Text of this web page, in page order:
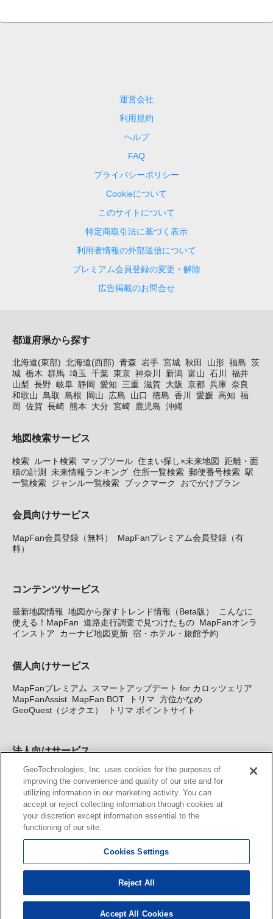
運営会社
利用規約
ヘルプ
FAQ
プライバシーポリシー
Cookieについて
このサイトについて
特定商取引法に基づく表示
利用者情報の外部送信について
プレミアム会員登録の変更・解除
広告掲載のお問合せ
都道府県から探す
北海道(東部) 北海道(西部) 青森 岩手 宮城 秋田 山形 福島 茨
城 栃木 群馬 埼玉 千葉 東京 神奈川 新潟 富山 石川
福井
山梨 長野 岐阜 静岡 愛知 三重 滋賀 大阪 京都 兵庫 奈良
和歌山
鳥取 島根 岡山 広島 山口 徳島 香川 愛媛 高知 福
岡
佐賀 長崎 熊本 大分 宮崎 鹿児島 沖縄
地図検索サービス
検索 ルート検索 マップツール 住まい探し×未来地図
距離・面
積の計測
未来情報ランキング 住所一覧検索 郵便番号検索 駅
一覧検索 ジャンル一覧検索 ブックマーク おでかけプラン
会員向けサービス
MapFan会員登録（無料）
MapFanプレミアム会員登録（有
料）
コンテンツサービス
最新地図情報 地図から探すトレンド情報（Beta版）
こんなに
使える！MapFan 道路走行調査で見つけたもの MapFanオンラ
インストア
カーナビ地図更新 宿・ホテル・旅館予約
個人向けサービス
MapFanプレミアム
スマートアップデート for カロッツェリア
MapFanAssist MapFan BOT トリマ 方位かなめ
GeoQuest（ジオクエ）
トリマ ポイントサイト
法人向けサービス
法人向け地図・位置情報サービス WEBサイト・システム向け地
図API Windows PC向け地図開発キット MapFan DB 住所確認
サービス
MAP WORLD+ トリマ広告 Geo-Research
カーナビ地図更新サービス
MapFan スマートメンバーズ
KENWOOD MapFan Club
GeoTechnologies, Inc. uses cookies for the purposes of
improving the convenience and quality of our site and for
utilizing information in our marketing activity. You can
accept or reject collecting information through cookies at
your discretion except information essential to the
functioning of our site.
Cookies Settings
Reject All
Accept All Cookies